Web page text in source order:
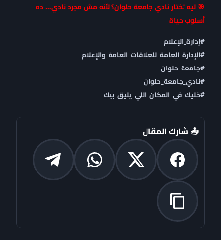
🎯 ليه تختار نادي جامعة حلوان؟ لأنه مش مجرد نادي… ده
أسلوب حياة
#إدارة_الإعلام
#الإدارة_العامة_للعلاقات_العامة_والإعلام
#جامعة_حلوان
#نادي_جامعة_حلوان
#خليك_في_المكان_اللي_يليق_بيك
📤 شارك المقال